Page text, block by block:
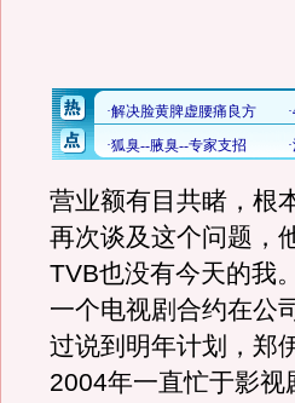
营业额有目共睹，根
再次谈及这个问题，
TVB也没有今天的我
一个电视剧合约在公
过说到明年计划，郑
2004年一直忙于影